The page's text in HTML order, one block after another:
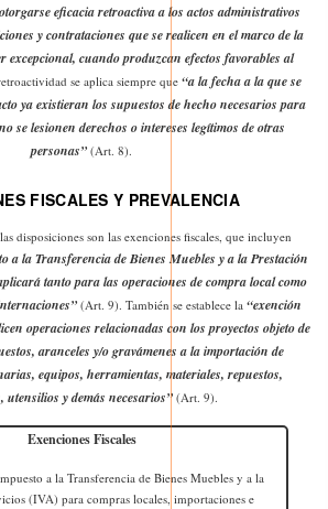
eficacia retroactiva a los actos administrativos
y contrataciones que se realicen en el marco de la
excepcional, cuando produzcan efectos favorables al
se aplica siempre que “a la fecha a la que se
ya existieran los supuestos de hecho necesarios para
se lesionen derechos o intereses legítimos de otras
personas” (Art. 8).
FISCALES Y PREVALENCIA
disposiciones son las exenciones fiscales, que incluyen
a la Transferencia de Bienes Muebles y a la Prestación
tanto para las operaciones de compra local como
(Art. 9). También se establece la “exención
operaciones relacionadas con los proyectos objeto de
aranceles y/o gravámenes a la importación de
equipos, herramientas, materiales, repuestos,
utensilios y demás necesarios” (Art. 9).
Exenciones Fiscales
a la Transferencia de Bienes Muebles y a la
(IVA) para compras locales, importaciones e